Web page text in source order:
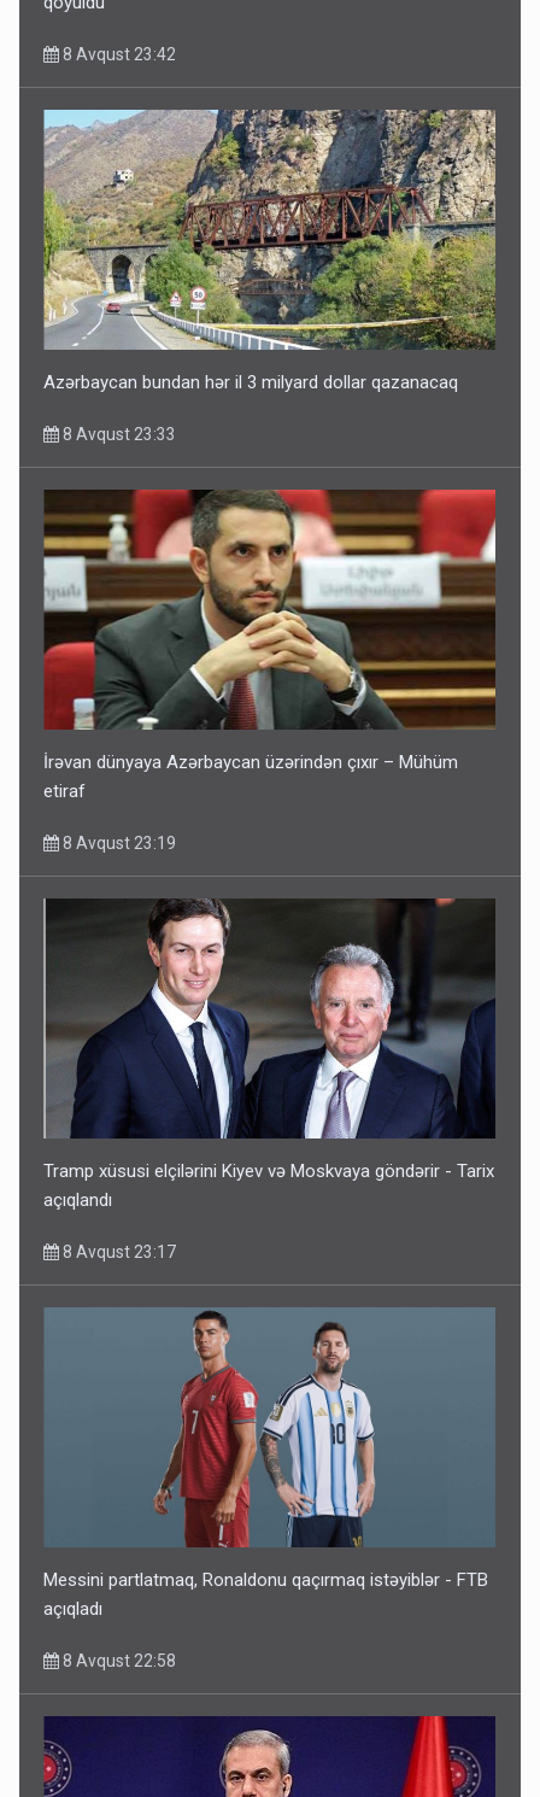
Paşinyan Əliyevə zəng etməsindən danışdı
8 Avqust 16:18
8 Avqust 23:42
Azərbaycan bundan hər il 3 milyard dollar qazanacaq
8 Avqust 23:33
İrəvan dünyaya Azərbaycan üzərindən çıxır – Mühüm
etiraf
8 Avqust 23:19
Tramp xüsusi elçilərini Kiyev və Moskvaya göndərir - Tarix
açıqlandı
8 Avqust 23:17
Messini partlatmaq, Ronaldonu qaçırmaq istəyiblər - FTB
açıqladı
8 Avqust 22:58